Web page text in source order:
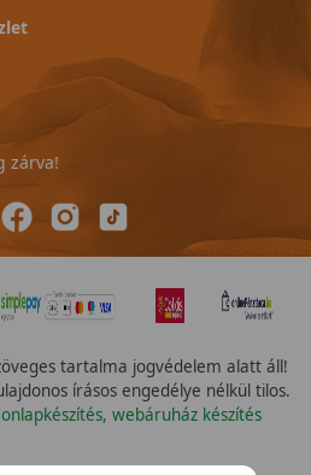
zárva!
tartalma jogvédelem alatt áll!
írásos engedélye nélkül tilos.
webáruház készítés